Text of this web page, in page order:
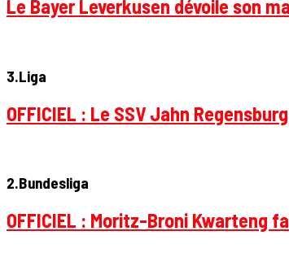
Le Bayer Leverkusen dévoile son
3.Liga
OFFICIEL : Le SSV Jahn
2.Bundesliga
OFFICIEL : Moritz-Broni Kwarteng